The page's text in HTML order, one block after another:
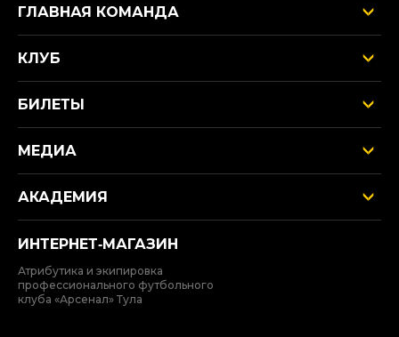
ГЛАВНАЯ КОМАНДА
КЛУБ
БИЛЕТЫ
МЕДИА
АКАДЕМИЯ
ИНТЕРНЕТ‑МАГАЗИН
Атрибутика и экипировка
профессионального футбольного
клуба «Арсенал» Тула